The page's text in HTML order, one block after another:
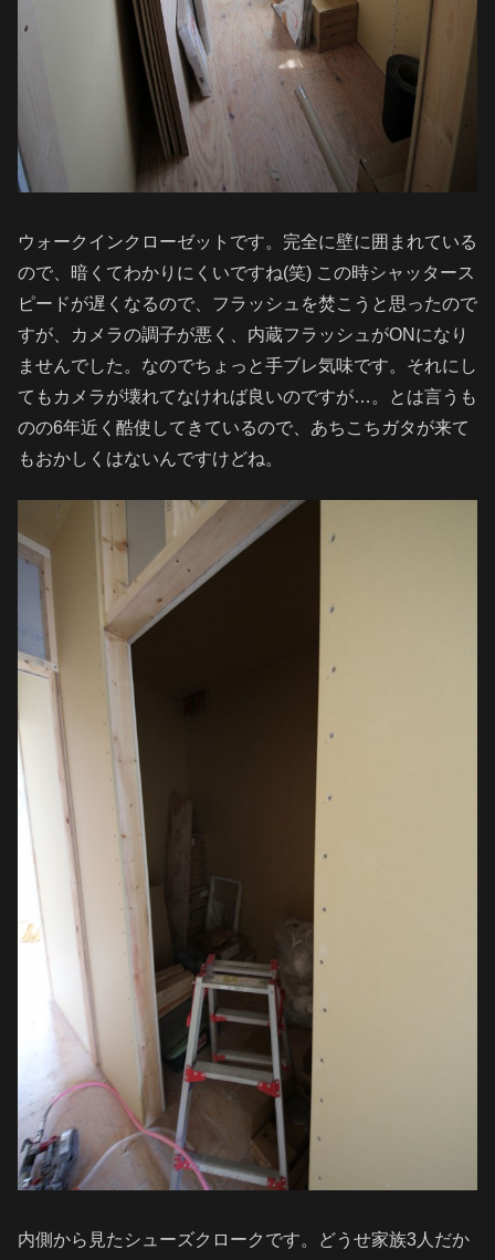
ウォークインクローゼットです。完全に壁に囲まれている
ので、暗くてわかりにくいですね(笑) この時シャッタース
ピードが遅くなるので、フラッシュを焚こうと思ったので
すが、カメラの調子が悪く、内蔵フラッシュがONになり
ませんでした。なのでちょっと手ブレ気味です。それにし
てもカメラが壊れてなければ良いのですが…。とは言うも
のの6年近く酷使してきているので、あちこちガタが来て
もおかしくはないんですけどね。
内側から見たシューズクロークです。どうせ家族3人だか